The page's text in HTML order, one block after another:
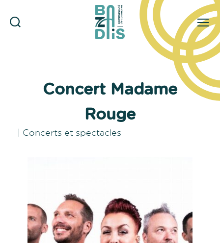
Menu
Concert Madame
Rouge
| Concerts et spectacles